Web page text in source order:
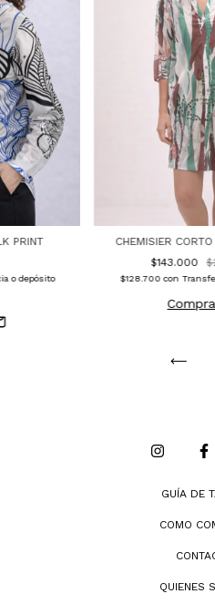
PRINT
o depósito
CHEMISIER
$143.000
$128.700con
GUÍA DE
COMO
QUIENES